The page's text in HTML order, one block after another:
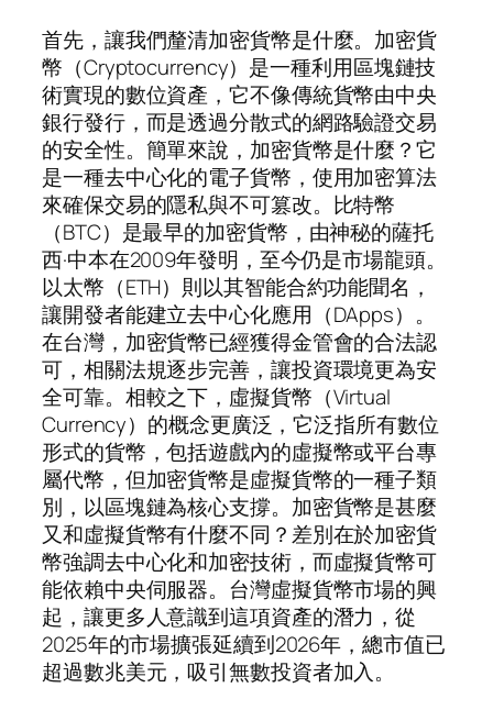
首先，讓我們釐清加密貨幣是什麼。加密貨
幣（Cryptocurrency）是一種利用區塊鏈技
術實現的數位資產，它不像傳統貨幣由中央
銀行發行，而是透過分散式的網路驗證交易
的安全性。簡單來說，加密貨幣是什麼？它
是一種去中心化的電子貨幣，使用加密算法
來確保交易的隱私與不可篡改。比特幣
（BTC）是最早的加密貨幣，由神秘的薩托
西·中本在2009年發明，至今仍是市場龍頭。
以太幣（ETH）則以其智能合約功能聞名，
讓開發者能建立去中心化應用（DApps）。
在台灣，加密貨幣已經獲得金管會的合法認
可，相關法規逐步完善，讓投資環境更為安
全可靠。相較之下，虛擬貨幣（Virtual
Currency）的概念更廣泛，它泛指所有數位
形式的貨幣，包括遊戲內的虛擬幣或平台專
屬代幣，但加密貨幣是虛擬貨幣的一種子類
別，以區塊鏈為核心支撐。加密貨幣是甚麼
又和虛擬貨幣有什麼不同？差別在於加密貨
幣強調去中心化和加密技術，而虛擬貨幣可
能依賴中央伺服器。台灣虛擬貨幣市場的興
起，讓更多人意識到這項資產的潛力，從
2025年的市場擴張延續到2026年，總市值已
超過數兆美元，吸引無數投資者加入。